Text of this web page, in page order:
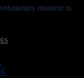
moment in